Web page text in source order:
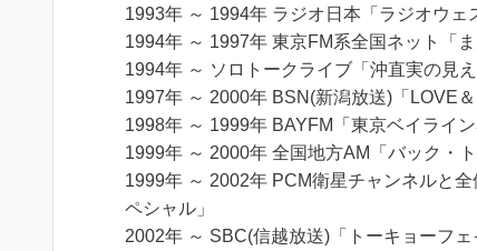
1993年 ～ 1994年 ラジオ日本「ラジオウェ
1994年 ～ 1997年 東京FM系全国ネット「
1994年 ～ ソロトークライブ「沖直実の見え
1997年 ～ 2000年 BSN(新潟放送)「LOVE
1998年 ～ 1999年 BAYFM「東京ベイライン
1999年 ～ 2000年 全国地方AM「バック・ト
1999年 ～ 2002年 PCM衛星チャンネルと
ペシャル」
2002年 ～ SBC(信越放送)「トーキョーフェ